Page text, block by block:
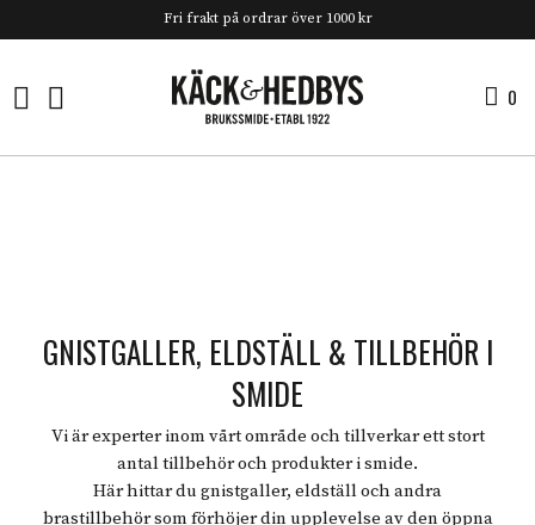
Fri frakt på ordrar över 1000 kr
0
GNISTGALLER, ELDSTÄLL & TILLBEHÖR I
SMIDE
Vi är experter inom vårt område och tillverkar ett stort
antal tillbehör och produkter i smide.
Här hittar du gnistgaller, eldställ och andra
brastillbehör som förhöjer din upplevelse av den öppna